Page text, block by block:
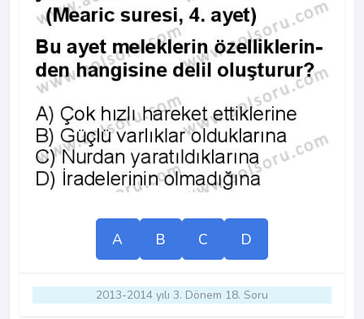
A B C D
2013-2014 yılı 3. Dönem 18. Soru